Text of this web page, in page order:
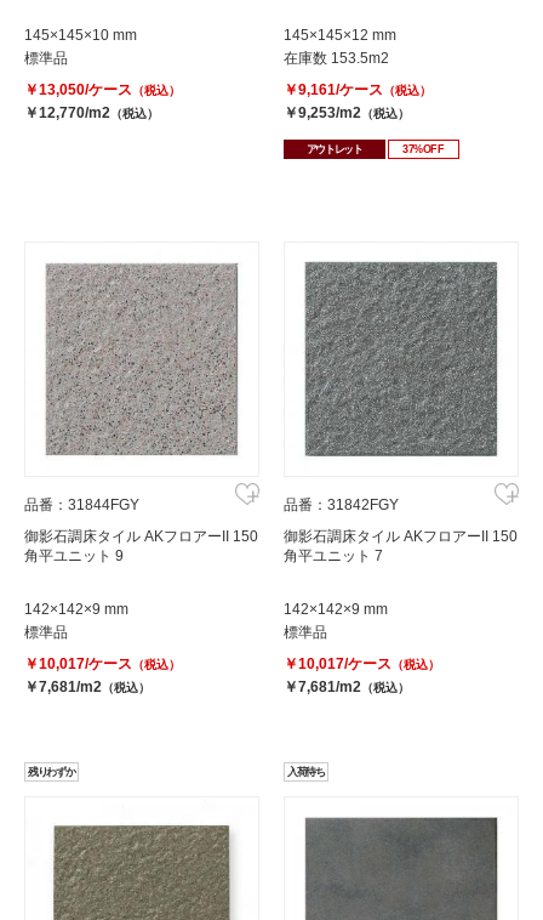
145×145×10 mm
標準品
￥13,050/ケース （税込）
￥12,770/m2 （税込）
145×145×12 mm
在庫数 153.5m2
￥9,161/ケース （税込）
￥9,253/m2 （税込）
アウトレット 37%OFF
品番：31844FGY
御影石調床タイル AKフロアーII 150
角平ユニット 9
142×142×9 mm
標準品
￥10,017/ケース （税込）
￥7,681/m2 （税込）
品番：31842FGY
御影石調床タイル AKフロアーII 150
角平ユニット 7
142×142×9 mm
標準品
￥10,017/ケース （税込）
￥7,681/m2 （税込）
残りわずか 入荷待ち